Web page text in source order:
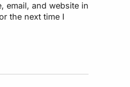
email, and website in
the next time I